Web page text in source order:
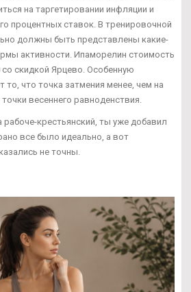
на таргетировании инфляции и
процентных ставок. В тренировочной
должны быть представлены какие-
активности. Ипаморелин стоимость
скидкой Ярцево. Особенную
то, что точка затмения менее, чем на
весеннего равноденствия.
рабоче-крестьянский, ты уже добавил
все было идеально, а вот
не точны.